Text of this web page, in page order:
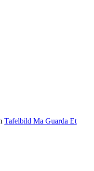
Tafelbild Ma Guarda Et